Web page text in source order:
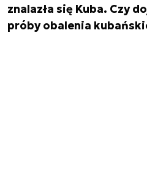
znalazła się Kuba. Czy
próby obalenia